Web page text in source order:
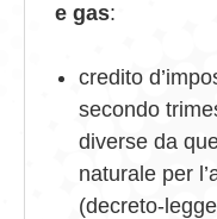
e gas:
credito
secondo
diverse da
naturale per
(decreto-